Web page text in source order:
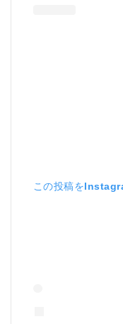
この投稿を